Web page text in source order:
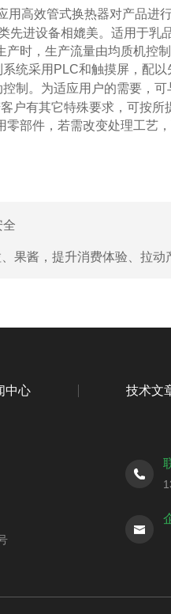
用高效管式换热器对产品进
先进设备相媲美。适用于乳
时，生产流量由均质机控
统采用 PLC和触摸屏，配
制。为适应用户的需要，
户有其它特殊要求，可按
部件，若需改变处理工艺
全
果酱，提升消费体验、拉动
中心 技术文